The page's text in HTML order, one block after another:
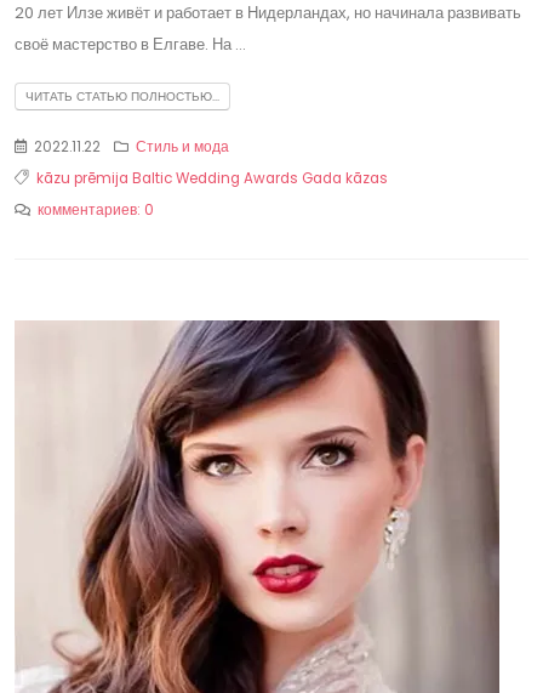
20 лет Илзе живёт и работает в Нидерландах, но начинала развивать
своё мастерство в Елгаве. На ...
ЧИТАТЬ СТАТЬЮ ПОЛНОСТЬЮ...
2022.11.22
Стиль и мода
kāzu prēmija Baltic Wedding Awards Gada kāzas
комментариев: 0